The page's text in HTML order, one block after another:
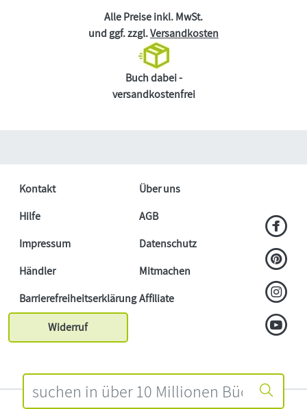
Alle Preise inkl. MwSt.
und ggf. zzgl.Versandkosten
Buch dabei -
versandkostenfrei
Kontakt
Über uns
Hilfe
AGB
Impressum
Datenschutz
Händler
Mitmachen
BarrierefreiheitserklärungAffiliate
Widerruf